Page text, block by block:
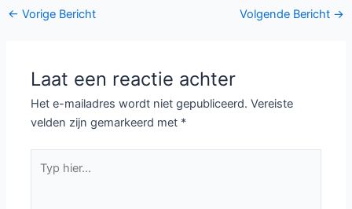
Bericht
← Vorige Bericht Volgende Bericht →
Laat een reactie achter
Het e-mailadres wordt niet gepubliceerd. Vereiste
velden zijn gemarkeerd met *